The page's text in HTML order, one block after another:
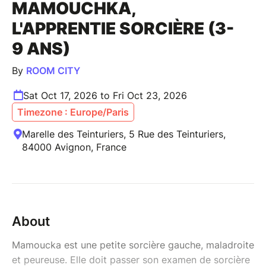
MAMOUCHKA,
L'APPRENTIE SORCIÈRE (3-
9 ANS)
By ROOM CITY
Sat Oct 17, 2026 to Fri Oct 23, 2026
Timezone : Europe/Paris
Marelle des Teinturiers, 5 Rue des Teinturiers,
84000 Avignon, France
About
Mamoucka est une petite sorcière gauche, maladroite
et peureuse. Elle doit passer son examen de sorcière